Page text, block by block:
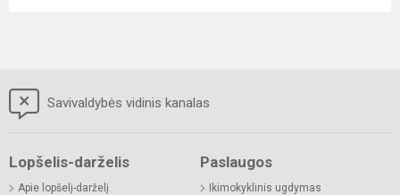
Savivaldybės vidinis kanalas
Lopšelis-darželis
Apie lopšelį-darželį
Paslaugos
Ikimokyklinis ugdymas